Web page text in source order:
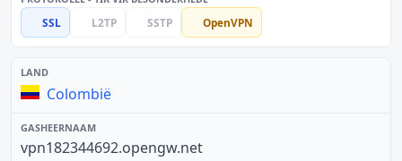
SSL L2TP SSTP OpenVPN
Colombië
vpn182344692.opengw.net